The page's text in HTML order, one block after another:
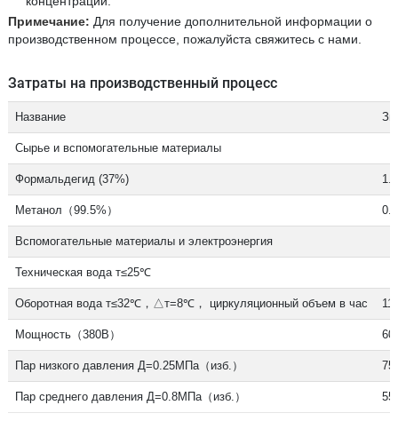
Примечание: Для получение дополнительной информации о
производственном процессе, пожалуйста свяжитесь с нами.
Затраты на производственный процесс
Название
Сырье и вспомогательные материалы
Формальдегид (37%)
Метанол（99.5%）
Вспомогательные материалы и электроэнергия
Техническая вода т≤25℃
Оборотная вода т≤32℃，△т=8℃， циркуляционный объем в час
Мощность（380В）
Пар низкого давления Д=0.25МПа（изб.）
Пар среднего давления Д=0.8МПа（изб.）